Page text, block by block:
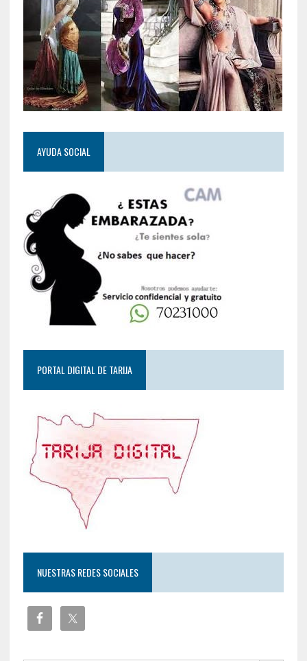
AYUDA SOCIAL
PORTAL DIGITAL DE TARIJA
NUESTRAS REDES SOCIALES
Botón de búsqueda